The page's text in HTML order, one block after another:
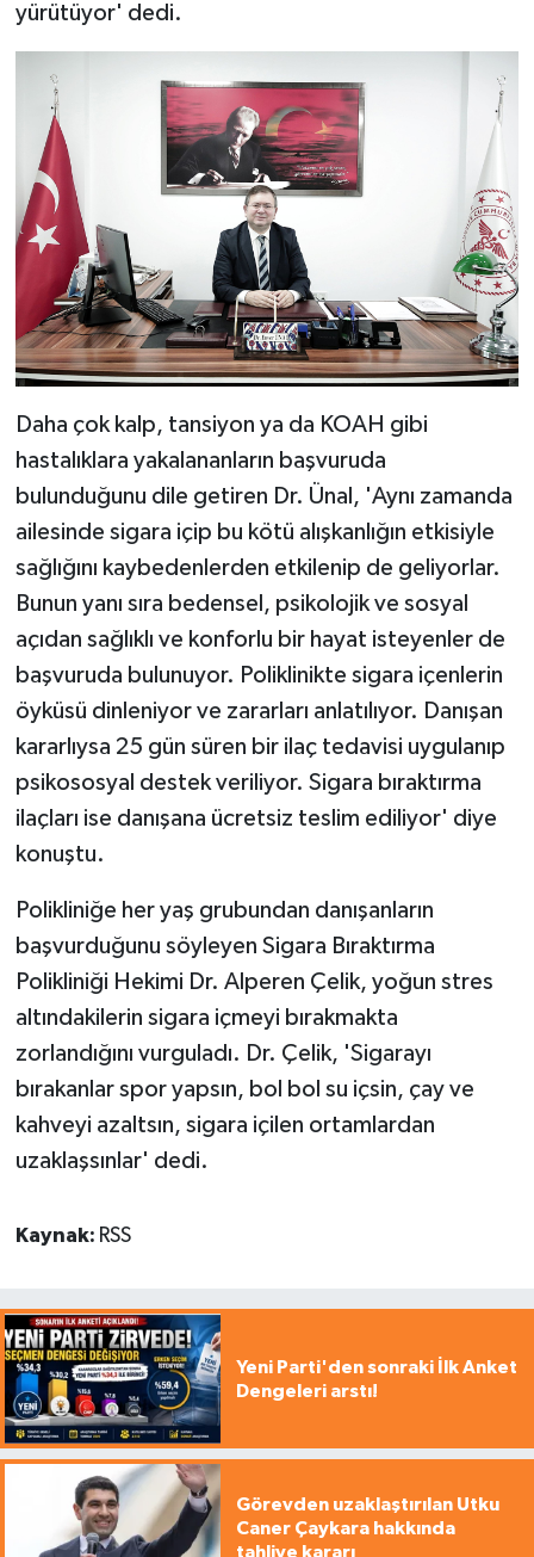
yürütüyor' dedi.
Daha çok kalp, tansiyon ya da KOAH gibi
hastalıklara yakalananların başvuruda
bulunduğunu dile getiren Dr. Ünal, 'Aynı zamanda
ailesinde sigara içip bu kötü alışkanlığın etkisiyle
sağlığını kaybedenlerden etkilenip de geliyorlar.
Bunun yanı sıra bedensel, psikolojik ve sosyal
açıdan sağlıklı ve konforlu bir hayat isteyenler de
başvuruda bulunuyor. Poliklinikte sigara içenlerin
öyküsü dinleniyor ve zararları anlatılıyor. Danışan
kararlıysa 25 gün süren bir ilaç tedavisi uygulanıp
psikososyal destek veriliyor. Sigara bıraktırma
ilaçları ise danışana ücretsiz teslim ediliyor' diye
konuştu.
Polikliniğe her yaş grubundan danışanların
başvurduğunu söyleyen Sigara Bıraktırma
Polikliniği Hekimi Dr. Alperen Çelik, yoğun stres
altındakilerin sigara içmeyi bırakmakta
zorlandığını vurguladı. Dr. Çelik, 'Sigarayı
bırakanlar spor yapsın, bol bol su içsin, çay ve
kahveyi azaltsın, sigara içilen ortamlardan
uzaklaşsınlar' dedi.
Kaynak: RSS
Yeni Parti'den sonraki İlk Anket
Dengeleri arstı!
Görevden uzaklaştırılan Utku
Caner Çaykara hakkında
tahliye kararı